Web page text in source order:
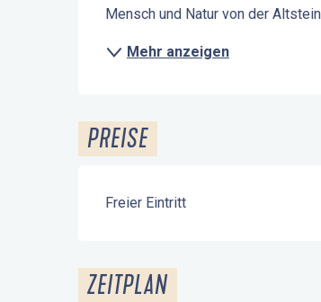
Mensch und Natur von der
Mehr anzeigen
PREISE
Freier Eintritt
ZEITPLAN